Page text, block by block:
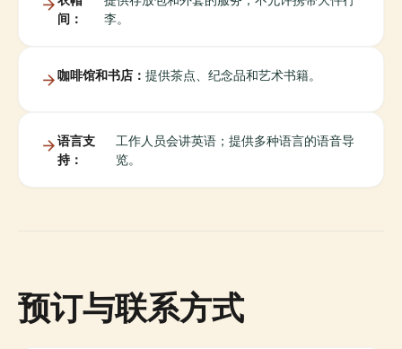
间：
李。
咖啡馆和书店： 提供茶点、纪念品和艺术书籍。
语言支
持：
工作人员会讲英语；提供多种语言的语音导
览。
预订与联系方式